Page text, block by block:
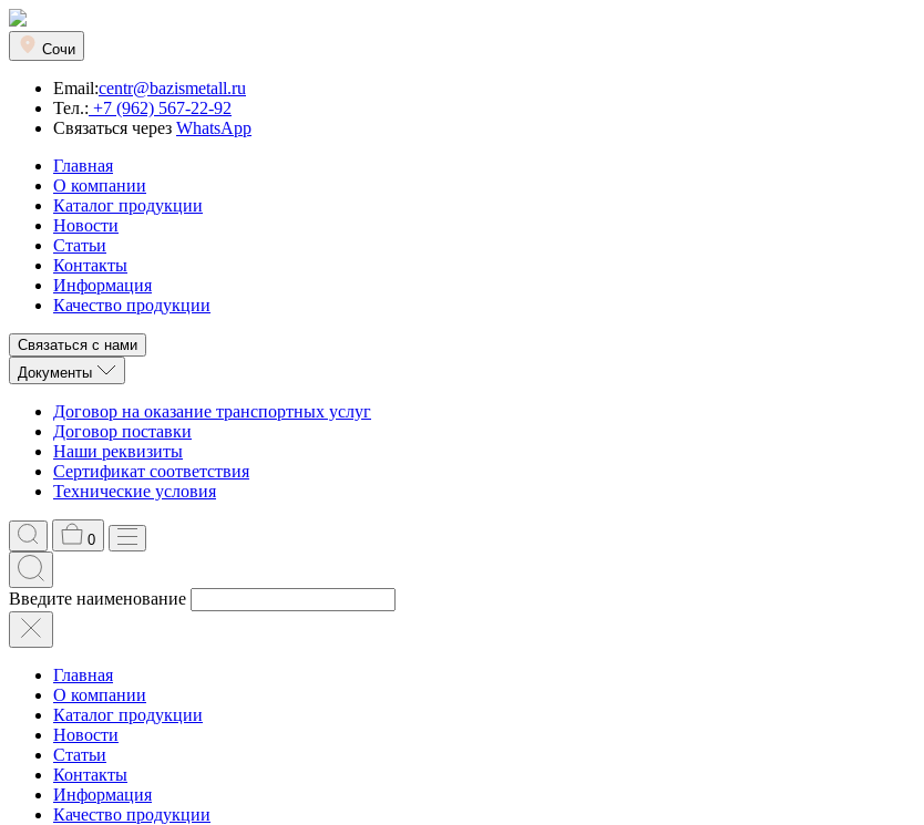
Сочи
Email:centr@bazismetall.ru
Тел.: +7 (962) 567-22-92
Связаться через WhatsApp
Главная
О компании
Каталог продукции
Новости
Статьи
Контакты
Информация
Качество продукции
Связаться с нами
Документы
Договор на оказание транспортных услуг
Договор поставки
Наши реквизиты
Сертификат соответствия
Технические условия
0
Введите наименование
Главная
О компании
Каталог продукции
Новости
Статьи
Контакты
Информация
Качество продукции